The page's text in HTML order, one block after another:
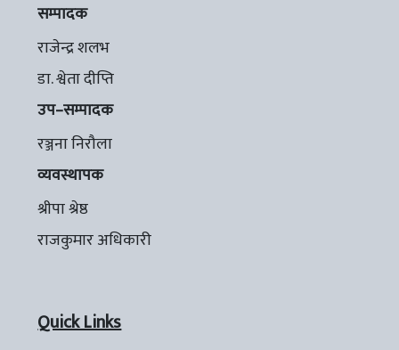
सम्पादक
राजेन्द्र शलभ
डा. श्वेता दीप्ति
उप–सम्पादक
रञ्जना निरौला
व्यवस्थापक
श्रीपा श्रेष्ठ
राजकुमार अधिकारी
Quick Links